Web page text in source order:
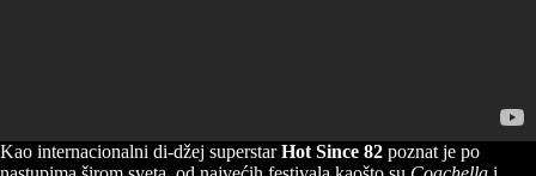
Kao internacionalni di-džej superstarHot Since 82 poznat je po